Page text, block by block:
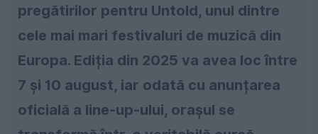
pregătirilor pentru Untold, unul dintre
cele mai mari festivaluri de muzică din
Europa. Ediția din 2025 va avea loc între
7 și 10 august, iar odată cu anunțarea
oficială a line-up-ului, orașul se